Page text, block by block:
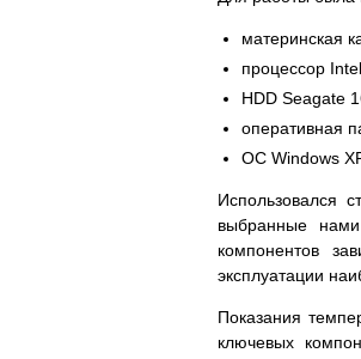
материнская
процессор
HDD Seagate
оперативная
ОС Windows
Использовался
выбранные
компонентов
эксплуатации
Показания
ключевых